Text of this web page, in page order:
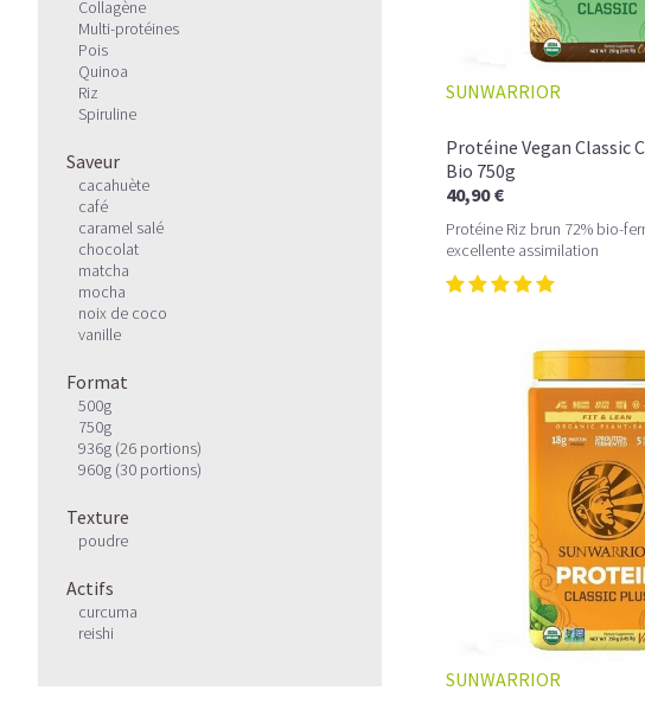
Collagène
Multi-protéines
Pois
Quinoa
Riz
Spiruline
Saveur
cacahuète
café
caramel salé
chocolat
matcha
mocha
noix de coco
vanille
Format
500g
750g
936g (26 portions)
960g (30 portions)
Texture
poudre
Actifs
curcuma
reishi
SUNWARRIOR
Protéine Vegan Classic
Bio 750g
40,90 €
Protéine Riz brun 72% bio-
excellente assimilation
SUNWARRIOR